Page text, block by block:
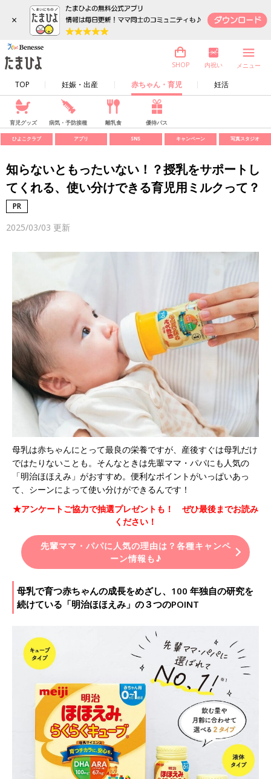
×
TOP 妊娠・出産 赤ちゃん・育児 妊活
SHOP 内祝い メニュー
育児グッズ 病気・予防接種 離乳食 優待パス
ひよこクラブ アプリ SNS キャンペーン 写真スタジオ
知らないともったいない！？授乳をサポートし
てくれる、使い分けできる育児用ミルクって？
2025/03/03 更新
母乳は赤ちゃんにとって最良の栄養ですが、産後すぐは母乳だけ
ではたりないことも。そんなときは先輩ママ・パパにも人気の
「明治ほほえみ」がおすすめ。便利なポイントがいっぱいあっ
て、シーンによって使い分けができるんです！
★アンケートご協力で抽選プレゼントも！ ぜひ最後までお読み
ください！
先輩ママ・パパに人気の理由は？各種キャンペ
ーン情報も♪
母乳で育つ赤ちゃんの成長をめざし、100 年独自の研究を
続けている「明治ほほえみ」の３つのPOINT